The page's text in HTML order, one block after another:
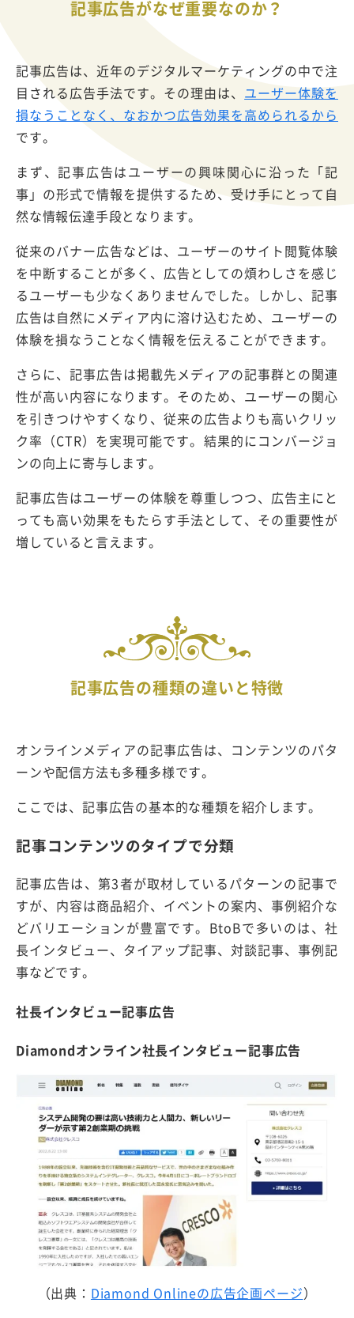
記事広告がなぜ重要なのか？
記事広告は、近年のデジタルマーケティングの中で注
目される広告手法です。その理由は、 ユーザー体験を
損なうことなく、なおかつ広告効果を高められるから
です。
まず、記事広告はユーザーの興味関心に沿った「記
事」の形式で情報を提供するため、受け手にとって自
然な情報伝達手段となります。
従来のバナー広告などは、ユーザーのサイト閲覧体験
を中断することが多く、広告としての煩わしさを感じ
るユーザーも少なくありませんでした。しかし、記事
広告は自然にメディア内に溶け込むため、ユーザーの
体験を損なうことなく情報を伝えることができます。
さらに、記事広告は掲載先メディアの記事群との関連
性が高い内容になります。そのため、ユーザーの関心
を引きつけやすくなり、従来の広告よりも高いクリッ
ク率（CTR）を実現可能です。結果的にコンバージョ
ンの向上に寄与します。
記事広告はユーザーの体験を尊重しつつ、広告主にと
っても高い効果をもたらす手法として、その重要性が
増していると言えます。
記事広告の種類の違いと特徴
オンラインメディアの記事広告は、コンテンツのパタ
ーンや配信方法も多種多様です。
ここでは、記事広告の基本的な種類を紹介します。
記事コンテンツのタイプで分類
記事広告は、第3者が取材しているパターンの記事で
すが、内容は商品紹介、イベントの案内、事例紹介な
どバリエーションが豊富です。BtoBで多いのは、社
長インタビュー、タイアップ記事、対談記事、事例記
事などです。
社長インタビュー記事広告
Diamondオンライン社長インタビュー記事広告
（出典： Diamond Onlineの広告企画ページ）